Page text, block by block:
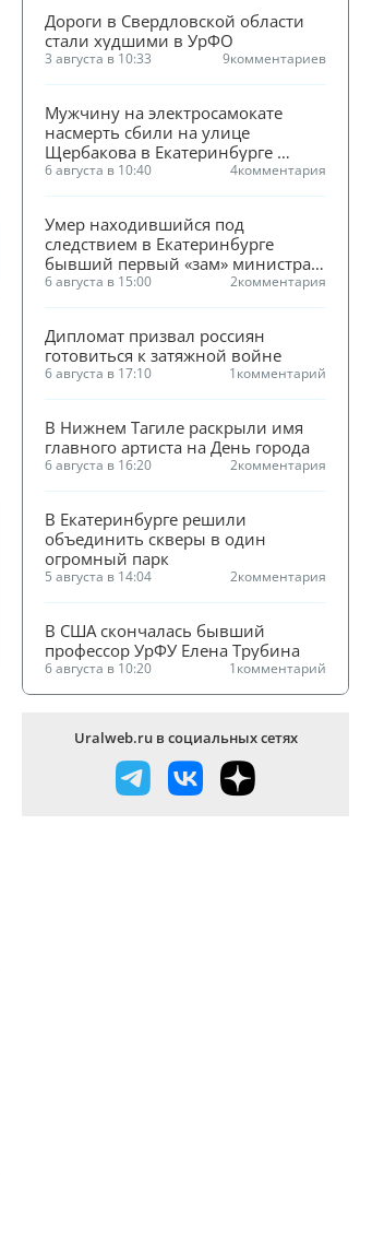
Дороги в Свердловской области
стали худшими в УрФО
3 августа в 10:33 9комментариев
Мужчину на электросамокате
насмерть сбили на улице
Щербакова в Екатеринбурге
(ФОТО)
6 августа в 10:40 4комментария
Умер находившийся под
следствием в Екатеринбурге
бывший первый «зам» министра
ЖКХ Смирнова
6 августа в 15:00 2комментария
Дипломат призвал россиян
готовиться к затяжной войне
6 августа в 17:10 1комментарий
В Нижнем Тагиле раскрыли имя
главного артиста на День города
6 августа в 16:20 2комментария
В Екатеринбурге решили
объединить скверы в один
огромный парк
5 августа в 14:04 2комментария
В США скончалась бывший
профессор УрФУ Елена Трубина
6 августа в 10:20 1комментарий
Uralweb.ru в социальных сетях